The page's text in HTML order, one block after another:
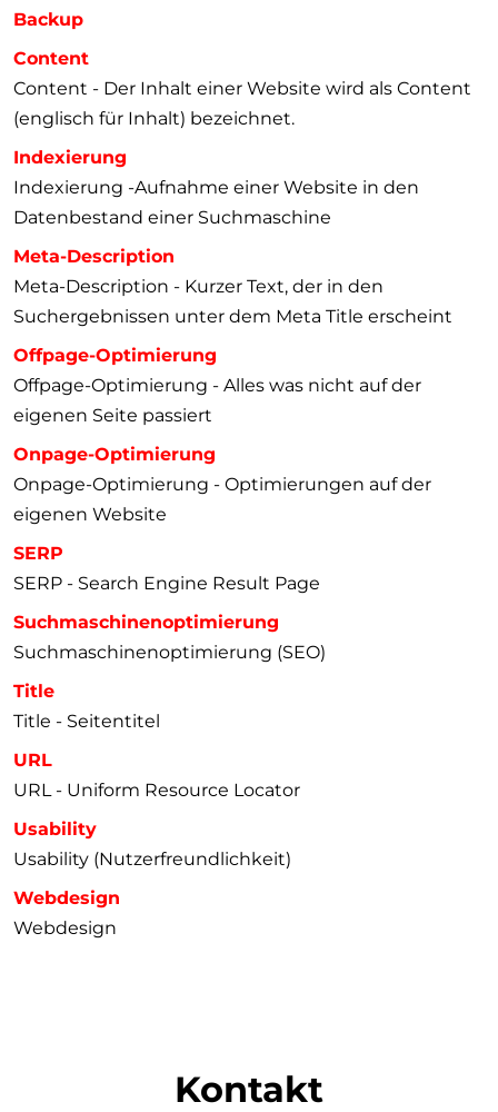
Backup
Content
Content - Der Inhalt einer Website wird als Content
(englisch für Inhalt) bezeichnet.
Indexierung
Indexierung -Aufnahme einer Website in den
Datenbestand einer Suchmaschine
Meta-Description
Meta-Description - Kurzer Text, der in den
Suchergebnissen unter dem Meta Title erscheint
Offpage-Optimierung
Offpage-Optimierung - Alles was nicht auf der
eigenen Seite passiert
Onpage-Optimierung
Onpage-Optimierung - Optimierungen auf der
eigenen Website
SERP
SERP - Search Engine Result Page
Suchmaschinenoptimierung
Suchmaschinenoptimierung (SEO)
Title
Title - Seitentitel
URL
URL - Uniform Resource Locator
Usability
Usability (Nutzerfreundlichkeit)
Webdesign
Webdesign
Kontakt